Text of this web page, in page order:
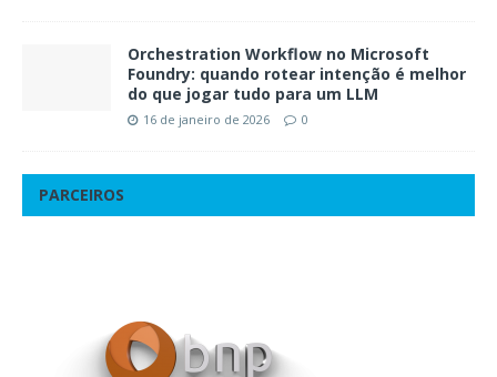
Orchestration Workflow no Microsoft
Foundry: quando rotear intenção é melhor
do que jogar tudo para um LLM
16 de janeiro de 2026 0
PARCEIROS